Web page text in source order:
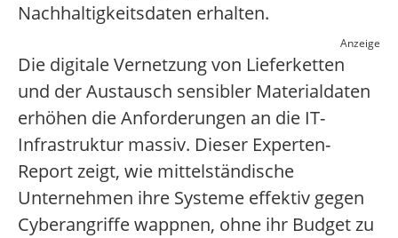
Nachhaltigkeitsdaten erhalten.
Anzeige
Die digitale Vernetzung von Lieferketten
und der Austausch sensibler Materialdaten
erhöhen die Anforderungen an die IT-
Infrastruktur massiv. Dieser Experten-
Report zeigt, wie mittelständische
Unternehmen ihre Systeme effektiv gegen
Cyberangriffe wappnen, ohne ihr Budget zu